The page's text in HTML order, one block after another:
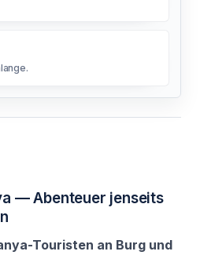
— Abenteuer jenseits
Touristen an Burg und